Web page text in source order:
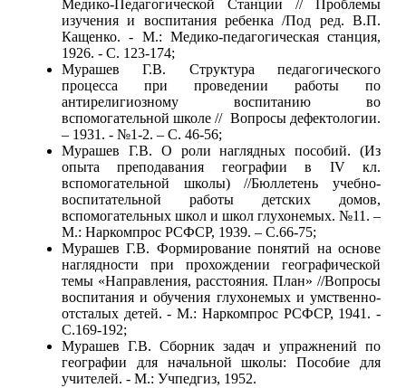
Медико-Педагогической Станции // Проблемы
изучения и воспитания ребенка /Под ред. В.П.
Кащенко. - М.: Медико-педагогическая станция,
1926. - С. 123-174;
Мурашев Г.В. Структура педагогического
процесса при проведении работы по
антирелигиозному воспитанию во
вспомогательной школе // Вопросы дефектологии.
– 1931. - №1-2. – С. 46-56;
Мурашев Г.В. О роли наглядных пособий. (Из
опыта преподавания географии в IV кл.
вспомогательной школы) //Бюллетень учебно-
воспитательной работы детских домов,
вспомогательных школ и школ глухонемых. №11. –
М.: Наркомпрос РСФСР, 1939. – С.66-75;
Мурашев Г.В. Формирование понятий на основе
наглядности при прохождении географической
темы «Направления, расстояния. План» //Вопросы
воспитания и обучения глухонемых и умственно-
отсталых детей. - М.: Наркомпрос РСФСР, 1941. -
С.169-192;
Мурашев Г.В. Сборник задач и упражнений по
географии для начальной школы: Пособие для
учителей. - М.: Учпедгиз, 1952.